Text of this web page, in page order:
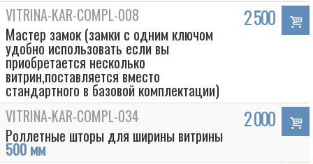
VITRINA-KAR-COMPL-008
Мастер замок (замки с одним ключом
удобно использовать если вы
приобретается несколько
витрин,поставляется вместо
стандартного в базовой комплектации)
2 500
VITRINA-KAR-COMPL-034
Роллетные шторы для ширины витрины
500 мм
2 000